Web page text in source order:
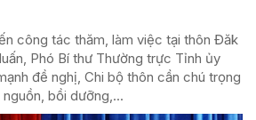
công tác thăm, làm việc tại thôn Đăk
Phó Bí thư Thường trực Tỉnh ủy
đề nghị, Chi bộ thôn cần chú trọng
bồi dưỡng,...